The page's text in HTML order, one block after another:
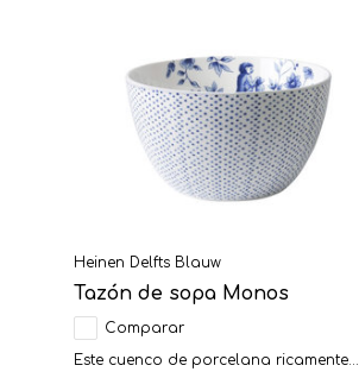
Heinen Delfts Blauw
Tazón de sopa Monos
Comparar
Este cuenco de porcelana ricamente...